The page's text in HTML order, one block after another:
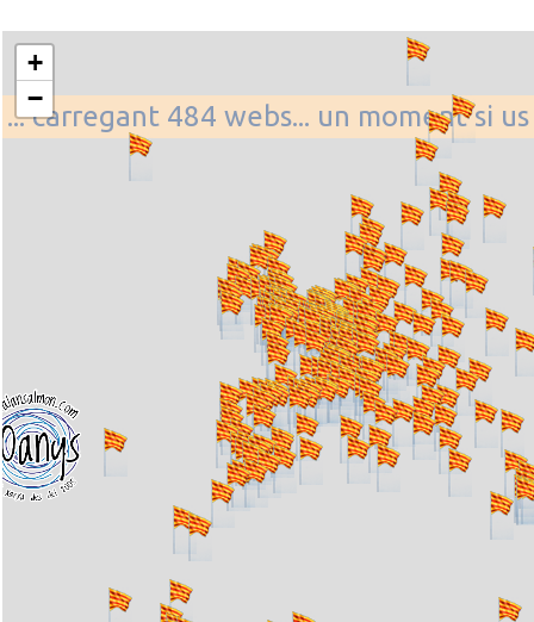
... carregant 484 webs... un moment si
+
−